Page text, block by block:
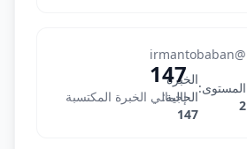
Irmanto
@irmantobaban
المستوى:
2
الخبرة
الحالية:
147
147
إجمالي الخبرة المكتسبة